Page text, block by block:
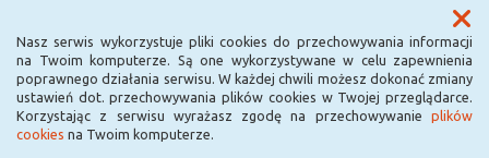
Nasz serwis wykorzystuje pliki cookies do przechowywania informacji
na Twoim komputerze. Są one wykorzystywane w celu zapewnienia
poprawnego działania serwisu. W każdej chwili możesz dokonać zmiany
ustawień dot. przechowywania plików cookies w Twojej przeglądarce.
Korzystając z serwisu wyrażasz zgodę na przechowywanie plików
cookies na Twoim komputerze.
Menu
Urząd Miejski w
Krośniewicach